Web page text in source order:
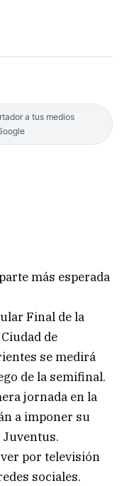
a tus medios
más esperada
Final de la
de
se medirá
de la semifinal.
jornada en la
a imponer su
Juventus.
por televisión
sociales.